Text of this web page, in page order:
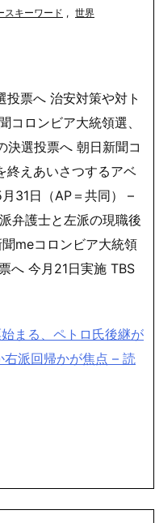
スキーワード , 世界
票へ 治安対策や対ト
コロンビア大統領選、
決選投票へ 朝日新聞コ
終えあいさつするアベ
31日（AP＝共同） –
弁護士と左派の現職後
meコロンビア大統領
へ 今月21日実施 TBS
まる、ペトロ氏後継が
派回帰かが焦点 – 読